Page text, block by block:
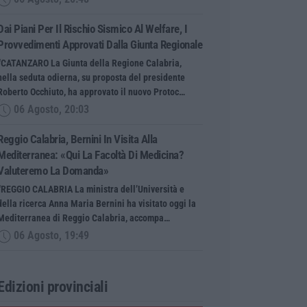
Piani Per Il Rischio Sismico Al Welfare, I
Approvati Dalla Giunta Regionale
La Giunta della Regione Calabria,
seduta odierna, su proposta del presidente
Occhiuto, ha approvato il nuovo Protoc…
06 Agosto, 20:03
Calabria, Bernini In Visita Alla
«Qui La Facoltà Di Medicina?
La Domanda»
CALABRIA La ministra dell’Università e
ricerca Anna Maria Bernini ha visitato oggi la
di Reggio Calabria, accompa…
06 Agosto, 19:49
provinciali